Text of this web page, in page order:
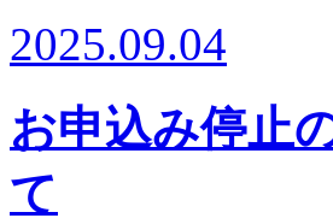
2025.09.04
お申込み停止
て